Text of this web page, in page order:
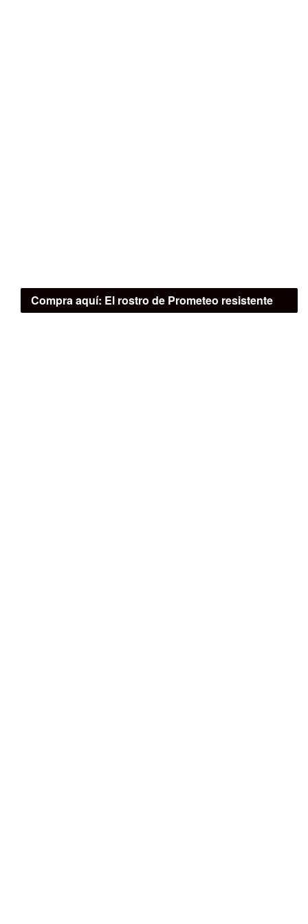
Compra aquí: El rostro de Prometeo resistente